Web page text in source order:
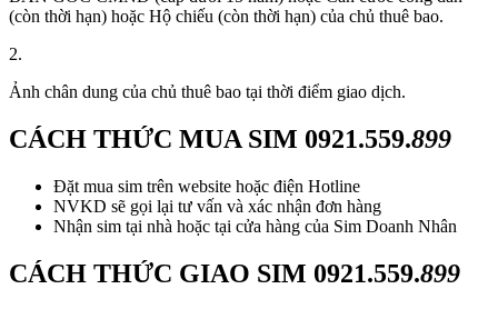
(còn thời hạn) hoặc Hộ chiếu (còn thời hạn) của chủ thuê bao.
2.
Ảnh chân dung của chủ thuê bao tại thời điểm giao dịch.
CÁCH THỨC MUA SIM 0921.559.899
Đặt mua sim trên website hoặc điện Hotline
NVKD sẽ gọi lại tư vấn và xác nhận đơn hàng
Nhận sim tại nhà hoặc tại cửa hàng của Sim Doanh Nhân
CÁCH THỨC GIAO SIM 0921.559.899